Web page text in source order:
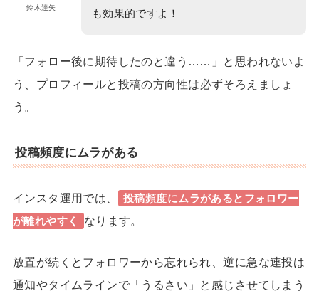
鈴木達矢
も効果的ですよ！
「フォロー後に期待したのと違う……」と思われないよ
う、プロフィールと投稿の方向性は必ずそろえましょ
う。
投稿頻度にムラがある
インスタ運用では、 投稿頻度にムラがあるとフォロワー
が離れやすく
なります。
放置が続くとフォロワーから忘れられ、逆に急な連投は
通知やタイムラインで「うるさい」と感じさせてしまう